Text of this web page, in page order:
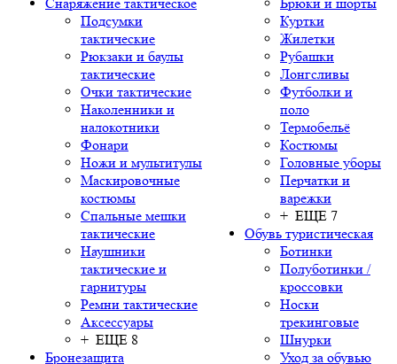
Подсумки
тактические
Рюкзаки и баулы
тактические
Очки тактические
Наколенники и
налокотники
Фонари
Ножи и мультитулы
Маскировочные
костюмы
Спальные мешки
тактические
Наушники
тактические и
гарнитуры
Ремни тактические
Аксессуары
+ ЕЩЕ 8
Бронезащита
Куртки
Жилетки
Рубашки
Лонгсливы
Футболки и
поло
Термобельё
Костюмы
Головные уборы
Перчатки и
варежки
+ ЕЩЕ 7
Обувь туристическая
Ботинки
Полуботинки /
кроссовки
Носки
трекинговые
Шнурки
Уход за обувью